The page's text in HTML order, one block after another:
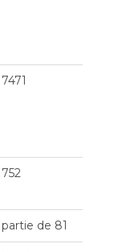
7471
752
partie de 81